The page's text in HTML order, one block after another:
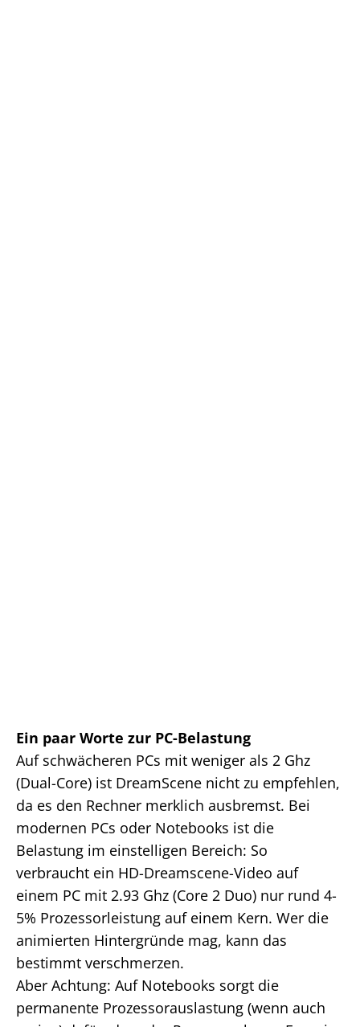
Ein paar Worte zur PC-Belastung
Auf schwächeren PCs mit weniger als 2 Ghz
(Dual-Core) ist DreamScene nicht zu empfehlen,
da es den Rechner merklich ausbremst. Bei
modernen PCs oder Notebooks ist die
Belastung im einstelligen Bereich: So
verbraucht ein HD-Dreamscene-Video auf
einem PC mit 2.93 Ghz (Core 2 Duo) nur rund 4-
5% Prozessorleistung auf einem Kern. Wer die
animierten Hintergründe mag, kann das
bestimmt verschmerzen.
Aber Achtung: Auf Notebooks sorgt die
permanente Prozessorauslastung (wenn auch